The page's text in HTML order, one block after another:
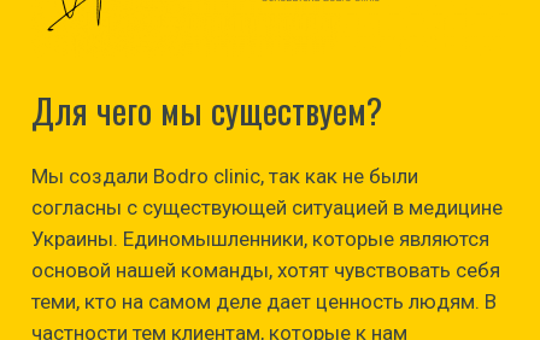
Для чего мы существуем?
Мы создали Bodro clinic, так как не были
согласны с существующей ситуацией в медицине
Украины. Единомышленники, которые являются
основой нашей команды, хотят чувствовать себя
теми, кто на самом деле дает ценность людям. В
частности тем клиентам, которые к нам